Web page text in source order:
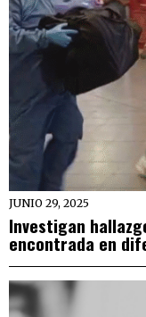
JUNIO 29, 2025
Investigan
encontrada en